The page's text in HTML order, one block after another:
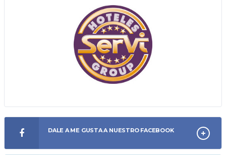
DALE A ME GUSTA A NUESTRO FACEBOOK